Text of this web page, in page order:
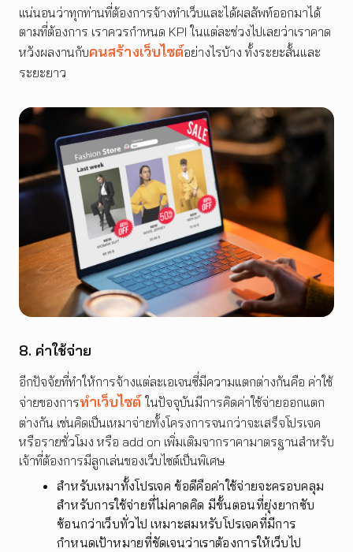
แน่นอนว่าทุกท่านที่ต้องการจ้างทำเว็บและได้ผลลัพท์ออกมาได้
ตามที่ต้องการ เราควรกำหนด KPI ในแต่ละช่วงไปเลยว่าเราคาด
หวังผลงานกับคนสร้างเว็บไซต์อย่างไรบ้าง ทั้งระยะสั้นและ
ระยะยาว
8. ค่าใช้จ่าย
อีกปัจจัยที่ทำให้การจ้างแต่ละเอเจนซี่มีความแตกต่างกันคือ ค่าใช้
จ่ายของการทำเว็บไซต์ ในปัจจุบันมีการคิดค่าใช้จ่ายออกแตก
ต่างกัน เช่นคิดเป็นเหมาจ่ายทั้งโครงการจนกว่าจะเสร็จโปรเจค
หรือรายชั่วโมง หรือ add on เพิ่มเติมจากราคามาตรฐานสำหรับ
เจ้าที่ต้องการมีลูกเล่นของเว็บไซต์เป็นพิเศษ
สำหรับเหมาทั้งโปรเจค ข้อดีคือค่าใช้จ่ายจะครอบคลุม
สำหรับการใช้จ่ายที่ไม่คาดคิด มีขั้นตอนที่ยุ่งยากซับ
ซ้อนกว่าเว็บทั่วไป เหมาะสมหรับโปรเจคที่มีการ
กำหนดเป้าหมายที่ชัดเจนว่าเราต้องการให้เว็บไป